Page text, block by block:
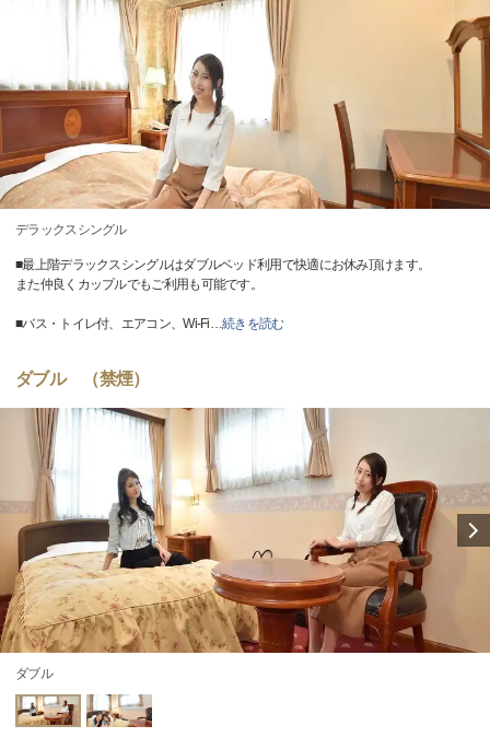
デラックスシングル
■最上階デラックスシングルはダブルベッド利用で快適にお休み頂けます。
また仲良くカップルでもご利用も可能です。
■バス・トイレ付、エアコン、Wi-Fi…続きを読む
ダブル （禁煙）
ダブル